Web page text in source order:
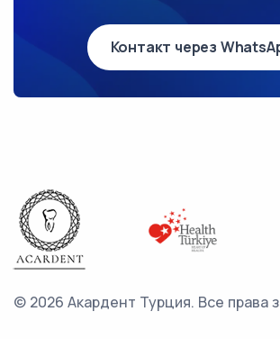
Контакт через
© 2026 Акардент Турция. Все права